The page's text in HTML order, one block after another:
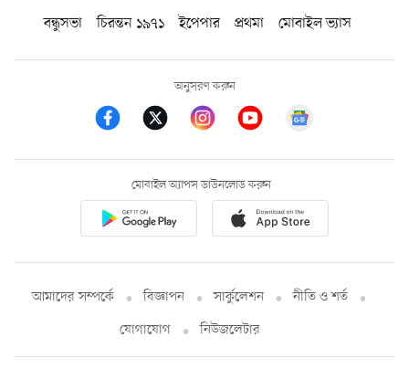
বন্ধুসভা
চিরন্তন ১৯৭১ ইপেপার প্রথমা মোবাইল ভ্যাস
অনুসরণ করুন
মোবাইল অ্যাপস ডাউনলোড করুন
আমাদের সম্পর্কে বিজ্ঞাপন সার্কুলেশন
নীতি ও শর্ত
যোগাযোগ
নিউজলেটার